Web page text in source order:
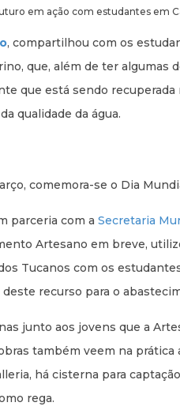
em ação com estudantes em
, compartilhou com os
que, além de ter
que está sendo
qualidade da água.
comemora-se o Dia
parceria com a Secretaria
Artesano em breve,
Tucanos com os
recurso para o
junto aos jovens que a
também veem na
há cisterna para
rega.